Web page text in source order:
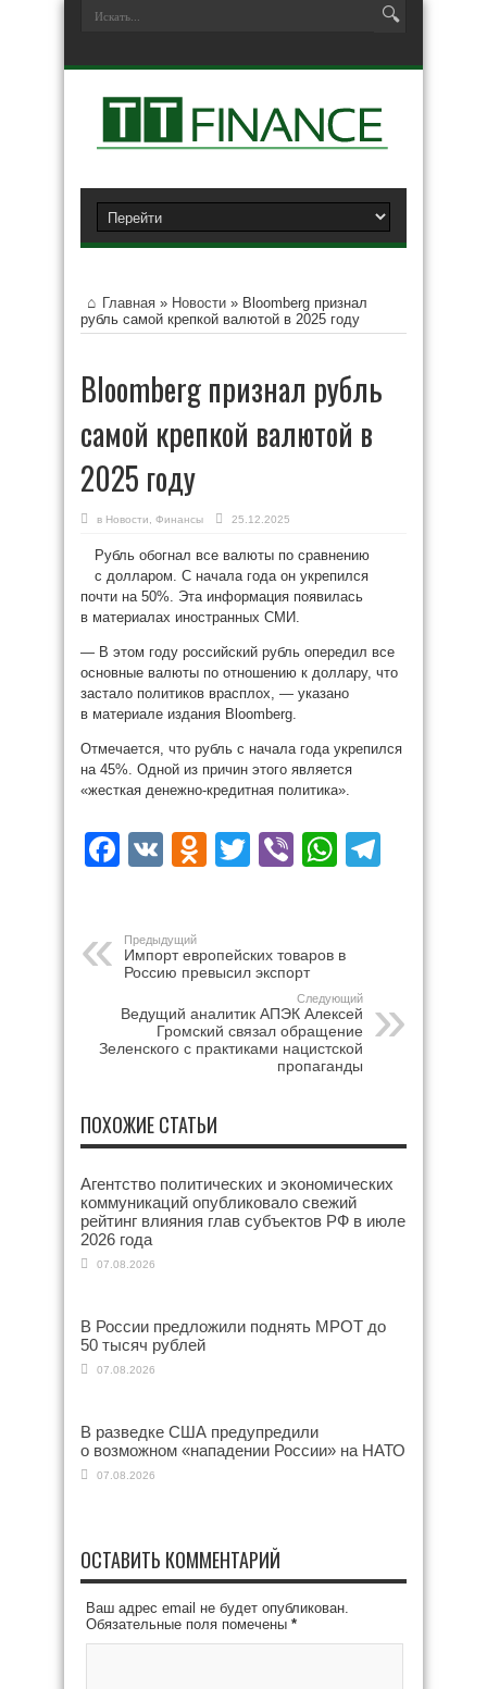
Главная » Новости » Bloomberg признал
рубль самой крепкой валютой в 2025 году
Bloomberg признал рубль
самой крепкой валютой в
2025 году
в Новости Финансы 25.12.2025
Рубль обогнал все валюты по сравнению
с долларом. С начала года он укрепился
почти на 50%. Эта информация появилась
в материалах иностранных СМИ.
— В этом году российский рубль опередил все
основные валюты по отношению к доллару, что
застало политиков врасплох, — указано
в материале издания Bloomberg.
Отмечается, что рубль с начала года укрепился
на 45%. Одной из причин этого является
«жесткая денежно-кредитная политика».
Facebook
VK Odnoklassniki
Twitter
Viber
Предыдущий
Импорт европейских товаров в
Россию превысил экспорт
Следующий
Ведущий аналитик АПЭК Алексей
Громский связал обращение
Зеленского с практиками нацистской
пропаганды
ПОХОЖИЕ СТАТЬИ
Агентство политических и экономических
коммуникаций опубликовало свежий
рейтинг влияния глав субъектов РФ в июле
2026 года
07.08.2026
В России предложили поднять МРОТ до
50 тысяч рублей
07.08.2026
В разведке США предупредили
о возможном «нападении России» на НАТО
07.08.2026
ОСТАВИТЬ КОММЕНТАРИЙ
Ваш адрес email не будет опубликован.
Обязательные поля помечены *